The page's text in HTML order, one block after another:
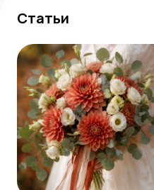
Статьи